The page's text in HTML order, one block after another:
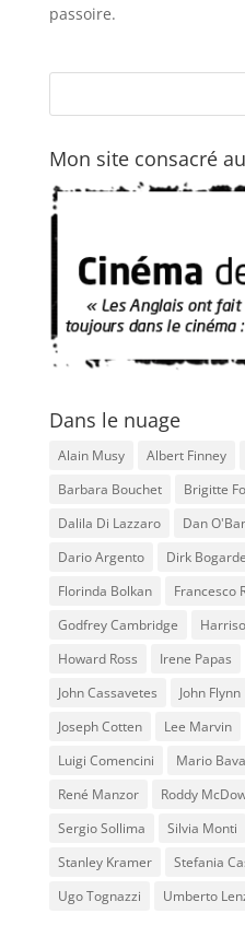
passoire.
Mon site consacré
Dans le nuage
Alain Musy Albert Finney
Barbara Bouchet
Brigitte
Dalila Di Lazzaro
Dan
Dario Argento
Dirk Bogarde
Florinda Bolkan
Francesco
Godfrey Cambridge
Howard Ross
Irene Papas
John Cassavetes
John Flynn
Joseph Cotten
Lee Marvin
Luigi Comencini
Mario Bava
René Manzor
Roddy
Sergio Sollima
Silvia Monti
Stanley Kramer
Stefania
Ugo Tognazzi
Umberto